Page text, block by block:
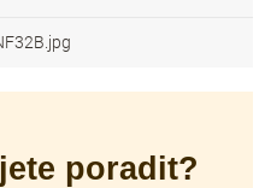
poradit?